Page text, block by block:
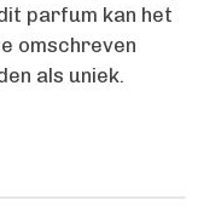
parfum kan het
omschreven
als uniek.